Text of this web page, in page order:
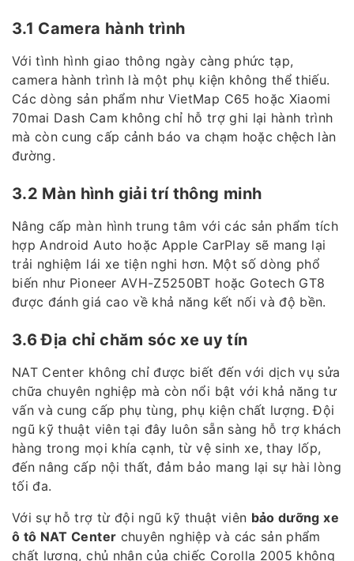
3.1 Camera hành trình
Với tình hình giao thông ngày càng phức tạp,
camera hành trình là một phụ kiện không thể thiếu.
Các dòng sản phẩm như VietMap C65 hoặc Xiaomi
70mai Dash Cam không chỉ hỗ trợ ghi lại hành trình
mà còn cung cấp cảnh báo va chạm hoặc chệch làn
đường.
3.2 Màn hình giải trí thông minh
Nâng cấp màn hình trung tâm với các sản phẩm tích
hợp Android Auto hoặc Apple CarPlay sẽ mang lại
trải nghiệm lái xe tiện nghi hơn. Một số dòng phổ
biến như Pioneer AVH-Z5250BT hoặc Gotech GT8
được đánh giá cao về khả năng kết nối và độ bền.
3.6 Địa chỉ chăm sóc xe uy tín
NAT Center không chỉ được biết đến với dịch vụ sửa
chữa chuyên nghiệp mà còn nổi bật với khả năng tư
vấn và cung cấp phụ tùng, phụ kiện chất lượng. Đội
ngũ kỹ thuật viên tại đây luôn sẵn sàng hỗ trợ khách
hàng trong mọi khía cạnh, từ vệ sinh xe, thay lốp,
đến nâng cấp nội thất, đảm bảo mang lại sự hài lòng
tối đa.
Với sự hỗ trợ từ đội ngũ kỹ thuật viên bảo dưỡng xe
ô tô NAT Center chuyên nghiệp và các sản phẩm
chất lượng, chủ nhân của chiếc Corolla 2005 không